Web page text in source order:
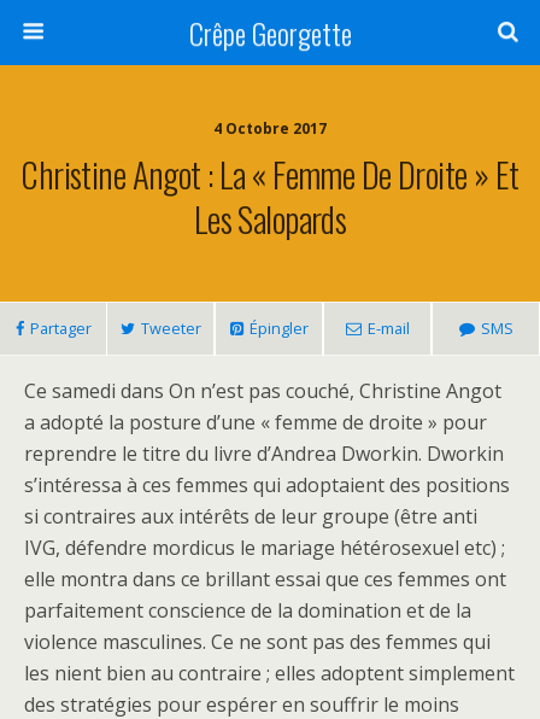
Crêpe Georgette
4 Octobre 2017
Christine Angot : La « Femme De Droite » Et
Les Salopards
Partager Tweeter Épingler E-mail SMS
Ce samedi dans On n’est pas couché, Christine Angot
a adopté la posture d’une « femme de droite » pour
reprendre le titre du livre d’Andrea Dworkin. Dworkin
s’intéressa à ces femmes qui adoptaient des positions
si contraires aux intérêts de leur groupe (être anti
IVG, défendre mordicus le mariage hétérosexuel etc) ;
elle montra dans ce brillant essai que ces femmes ont
parfaitement conscience de la domination et de la
violence masculines. Ce ne sont pas des femmes qui
les nient bien au contraire ; elles adoptent simplement
des stratégies pour espérer en souffrir le moins